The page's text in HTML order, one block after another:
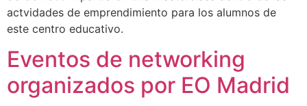
actvidades de emprendimiento para los alumnos de
este centro educativo.
Eventos de networking
organizados por EO Madrid